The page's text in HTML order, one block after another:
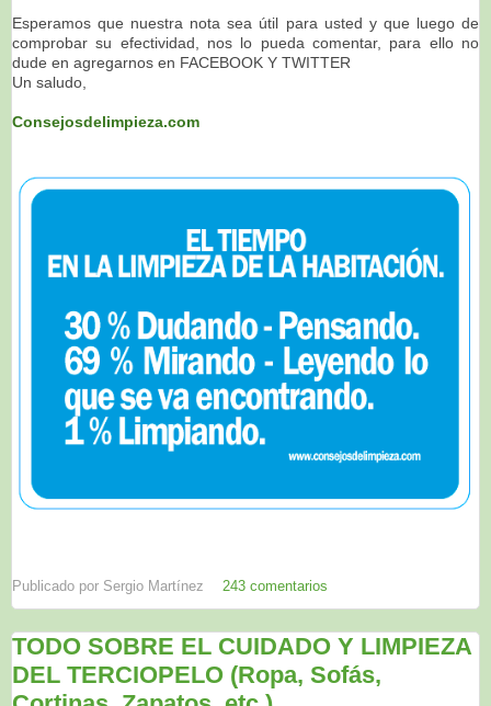
Esperamos que nuestra nota sea útil para usted y que luego de
comprobar su efectividad, nos lo pueda comentar, para ello no
dude en agregarnos en FACEBOOK Y TWITTER
Un saludo,
Consejosdelimpieza.com
Publicado por Sergio Martínez 243 comentarios
TODO SOBRE EL CUIDADO Y LIMPIEZA
DEL TERCIOPELO (Ropa, Sofás,